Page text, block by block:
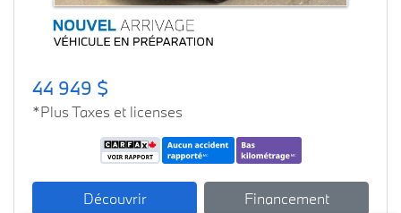
44 949 $
*Plus Taxes et licenses
Découvrir Financement